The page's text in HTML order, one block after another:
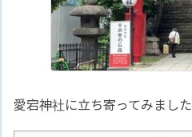
愛宕神社に立ち寄ってみました